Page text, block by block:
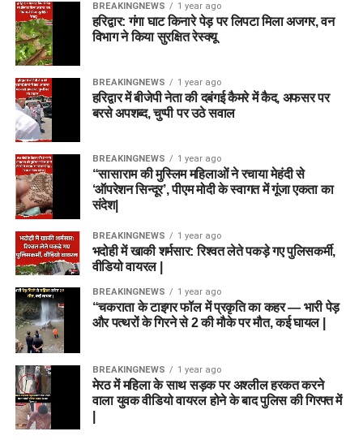
BREAKINGNEWS 1 year ago
हरिद्वार: गंगा घाट किनारे पेड़ पर लिपटा मिला अजगर, वन
विभाग ने किया सुरक्षित रेस्क्यू
BREAKINGNEWS 1 year ago
हरिद्वार में बीजेपी नेता की दबंगई कैमरे में कैद, अफसर पर
बरसे अपशब्द, चुप्पी पर उठे सवाल
BREAKINGNEWS 1 year ago
“सासाराम की मुस्लिम महिलाओं ने रचाया मेहंदी से
‘ऑपरेशन सिन्दूर’, पीएम मोदी के स्वागत में गूंजा एकता का
संदेश|
BREAKINGNEWS 1 year ago
भदोही में खाकी शर्मसार: रिश्वत लेते पकड़े गए पुलिसकर्मी,
वीडियो वायरल |
BREAKINGNEWS 1 year ago
“चकराता के टाइगर फॉल में प्रकृति का कहर — भारी पेड़
और पत्थरों के गिरने से 2 की मौके पर मौत, कई घायल |
BREAKINGNEWS 1 year ago
मेरठ में महिला के साथ सड़क पर अश्लील हरकत करने
वाला युवक वीडियो वायरल होने के बाद पुलिस की गिरफ्त में